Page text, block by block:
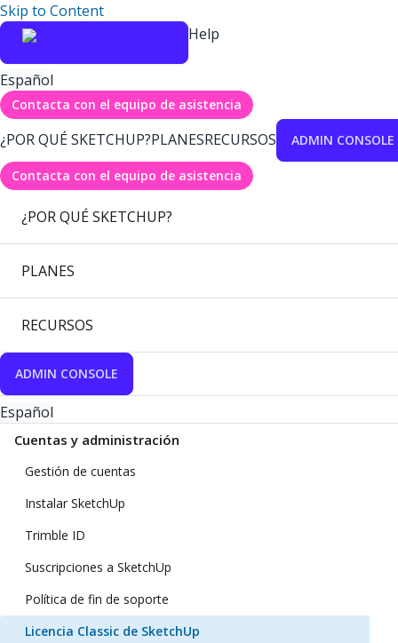
Skip to Content
Help
Español
Contacta con el equipo de asistencia
¿POR QUÉ SKETCHUP?PLANESRECURSOS ADMIN CONSOLE
Contacta con el equipo de asistencia
¿POR QUÉ SKETCHUP?
PLANES
RECURSOS
ADMIN CONSOLE
Español
Cuentas y administración
Gestión de cuentas
Instalar SketchUp
Trimble ID
Suscripciones a SketchUp
Política de fin de soporte
Licencia Classic de SketchUp